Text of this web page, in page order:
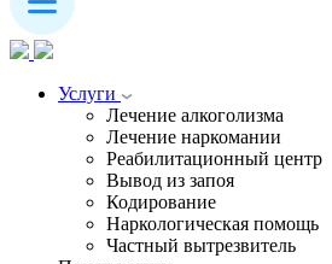
Услуги
Лечение алкоголизма
Лечение наркомании
Реабилитационный центр
Вывод из запоя
Кодирование
Наркологическая помощь
Частный вытрезвитель